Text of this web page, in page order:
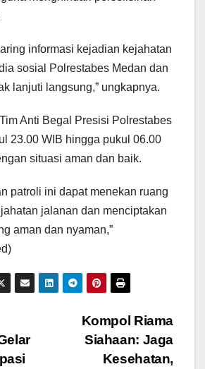
informasi kejadian kejahatan
sosial Polrestabes Medan dan
lanjuti langsung,” ungkapnya.
Anti Begal Presisi Polrestabes
23.00 WIB hingga pukul 06.00
situasi aman dan baik.
patroli ini dapat menekan ruang
jalanan dan menciptakan
aman dan nyaman,”
Kompol Riama
Siahaan: Jaga
Kesehatan,